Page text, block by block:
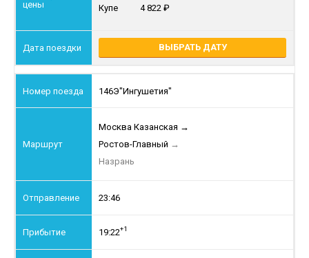
Купе
4 822
ВЫБРАТЬ ДАТУ
146Э"Ингушетия"
Москва Казанская →
Ростов-Главный →
Назрань
23:46
19:22+1